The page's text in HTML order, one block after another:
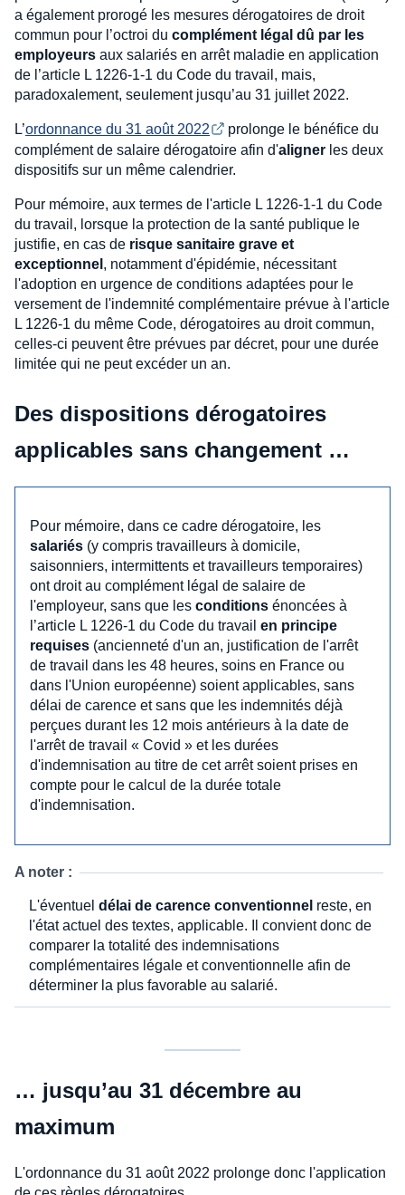
a également prorogé les mesures dérogatoires de droit
commun pour l’octroi du complément légal dû par les
employeurs aux salariés en arrêt maladie en application
de l’article L 1226-1-1 du Code du travail, mais,
paradoxalement, seulement jusqu’au 31 juillet 2022.
L’ordonnance du 31 août 2022
prolonge le bénéfice du
complément de salaire dérogatoire afin d'aligner les deux
dispositifs sur un même calendrier.
Pour mémoire, aux termes de l'article L 1226-1-1 du Code
du travail, lorsque la protection de la santé publique le
justifie, en cas de risque sanitaire grave et
exceptionnel , notamment d'épidémie, nécessitant
l'adoption en urgence de conditions adaptées pour le
versement de l'indemnité complémentaire prévue à l'article
L 1226-1 du même Code, dérogatoires au droit commun,
celles-ci peuvent être prévues par décret, pour une durée
limitée qui ne peut excéder un an.
Des dispositions dérogatoires
applicables sans changement …
Pour mémoire, dans ce cadre dérogatoire, les
salariés (y compris travailleurs à domicile,
saisonniers, intermittents et travailleurs temporaires)
ont droit au complément légal de salaire de
l'employeur, sans que les conditions énoncées à
l’article L 1226-1 du Code du travail en principe
requises (ancienneté d'un an, justification de l'arrêt
de travail dans les 48 heures, soins en France ou
dans l'Union européenne) soient applicables, sans
délai de carence et sans que les indemnités déjà
perçues durant les 12 mois antérieurs à la date de
l'arrêt de travail « Covid » et les durées
d'indemnisation au titre de cet arrêt soient prises en
compte pour le calcul de la durée totale
d'indemnisation.
A noter :
L'éventuel délai de carence conventionnel reste, en
l'état actuel des textes, applicable. Il convient donc de
comparer la totalité des indemnisations
complémentaires légale et conventionnelle afin de
déterminer la plus favorable au salarié.
… jusqu’au 31 décembre au
maximum
L'ordonnance du 31 août 2022 prolonge donc l'application